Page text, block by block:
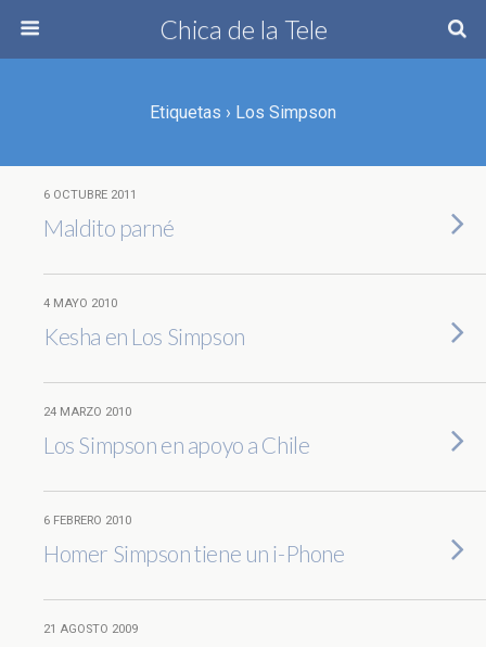
Chica de la Tele
Etiquetas › Los Simpson
6 OCTUBRE 2011
Maldito parné
4 MAYO 2010
Kesha en Los Simpson
24 MARZO 2010
Los Simpson en apoyo a Chile
6 FEBRERO 2010
Homer Simpson tiene un i-Phone
21 AGOSTO 2009